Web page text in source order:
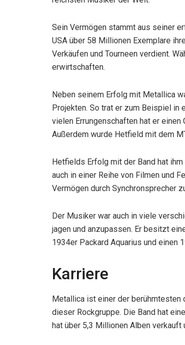
Sein Vermögen stammt aus seiner
USA über 58 Millionen Exemplare
Verkäufen und Tourneen verdient.
erwirtschaften.
Neben seinem Erfolg mit Metallica
Projekten. So trat er zum Beispiel in
vielen Errungenschaften hat er
Außerdem wurde Hetfield mit dem
Hetfields Erfolg mit der Band hat
auch in einer Reihe von Filmen und
Vermögen durch Synchronsprecher
Der Musiker war auch in viele
jagen und anzupassen. Er besitzt
1934er Packard Aquarius und einen
Karriere
Metallica ist einer der
dieser Rockgruppe. Die Band hat
hat über 5,3 Millionen Alben verkauft